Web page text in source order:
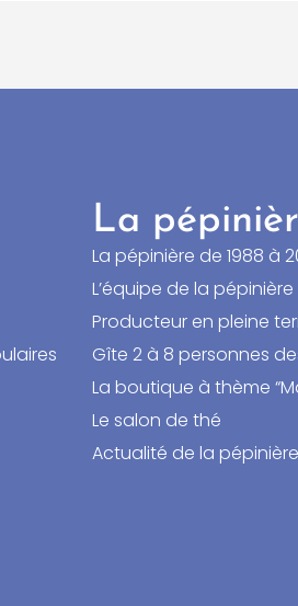
La
La pépinière de 1988 à
L’équipe de la pépinière
Producteur en pleine
Gîte 2 à 8 personnes
La boutique à thème
Le salon de thé
Actualité de la pépinière